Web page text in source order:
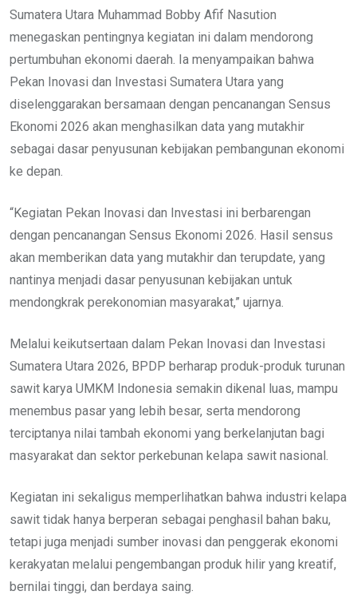
Sumatera Utara Muhammad Bobby Afif Nasution
menegaskan pentingnya kegiatan ini dalam mendorong
pertumbuhan ekonomi daerah. Ia menyampaikan bahwa
Pekan Inovasi dan Investasi Sumatera Utara yang
diselenggarakan bersamaan dengan pencanangan Sensus
Ekonomi 2026 akan menghasilkan data yang mutakhir
sebagai dasar penyusunan kebijakan pembangunan ekonomi
ke depan.
“Kegiatan Pekan Inovasi dan Investasi ini berbarengan
dengan pencanangan Sensus Ekonomi 2026. Hasil sensus
akan memberikan data yang mutakhir dan terupdate, yang
nantinya menjadi dasar penyusunan kebijakan untuk
mendongkrak perekonomian masyarakat,” ujarnya.
Melalui keikutsertaan dalam Pekan Inovasi dan Investasi
Sumatera Utara 2026, BPDP berharap produk-produk turunan
sawit karya UMKM Indonesia semakin dikenal luas, mampu
menembus pasar yang lebih besar, serta mendorong
terciptanya nilai tambah ekonomi yang berkelanjutan bagi
masyarakat dan sektor perkebunan kelapa sawit nasional.
Kegiatan ini sekaligus memperlihatkan bahwa industri kelapa
sawit tidak hanya berperan sebagai penghasil bahan baku,
tetapi juga menjadi sumber inovasi dan penggerak ekonomi
kerakyatan melalui pengembangan produk hilir yang kreatif,
bernilai tinggi, dan berdaya saing.